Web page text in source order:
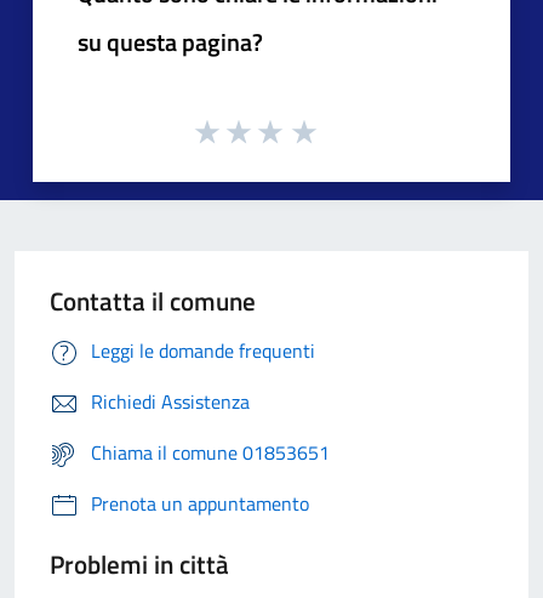
su questa pagina?
Contatta il comune
Leggi le domande frequenti
Richiedi Assistenza
Chiama il comune 01853651
Prenota un appuntamento
Problemi in città